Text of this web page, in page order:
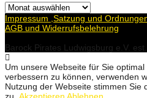
Archiv
Impressum ,Satzung und
AGB und Widerrufsbelehrung
Barock Pirates Ludwigsburg e.V.
Um unsere Webseite für Sie
verbessern zu können, verwenden
Nutzung der Webseite stimmen Sie
zu. Akzeptieren Ablehnen